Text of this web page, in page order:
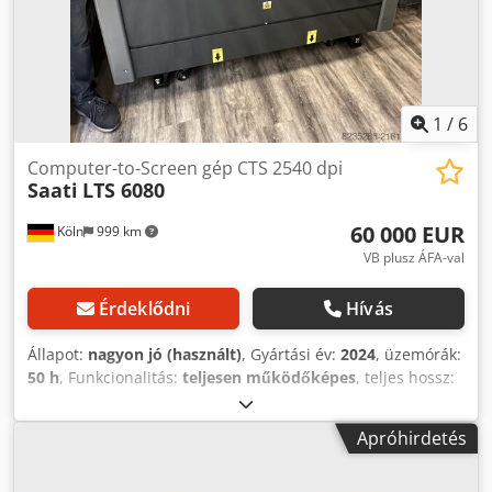
1 / 6
Köln 999 km
Computer-to-Screen gép CTS 2540 dpi
Saati LTS 6080
60 000 EUR
VB plusz ÁFA-val
Érdeklődni Hívás
Állapot: nagyon jó (használt), Gyártási év: 2024, üzemórák:
50 h, Funkcionalitás: teljesen működőképes, teljes hossz:
820 mm
mm, össztömeg:600 kg, bemeneti feszültség:240 V,
80 mm, SAATI LTS
Apróhirdetés